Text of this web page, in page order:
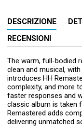
DESCRIZIONE
RECENSIONI
The warm, full-bodied
clean and musical,
introduces HH
complexity, and more
faster responses and
classic album is taken
Remastered adds
delivering unmatched